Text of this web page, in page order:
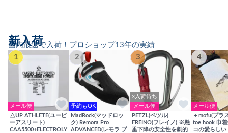
国内最速で入荷！プロショップ13年の実績
新入荷
1
メール便
△UP ATHLETE(ユーピ
ーアスリート)
CAA5500+ELECTROLY
2
予約もOK
MadRock(マッドロッ
ク) Remora Pro
ADVANCED(レモラ プ
3
×入荷待ち
メール便
PETZL(ペツル)
FREINO(フレイノ) ※懸
垂下降の安全性を劇的
4
メール便
＋mofu(プラ
toe hook 巾
コの愛らしい